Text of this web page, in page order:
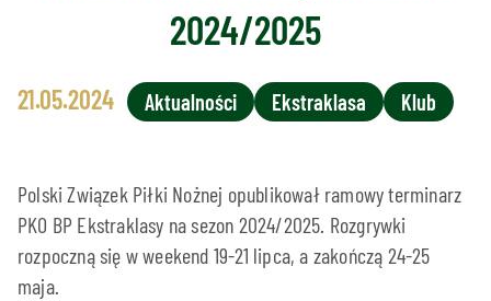
2024/2025
21.05.2024 Aktualności Ekstraklasa Klub
Polski Związek Piłki Nożnej opublikował ramowy terminarz
PKO BP Ekstraklasy na sezon 2024/2025. Rozgrywki
rozpoczną się w weekend 19-21 lipca, a zakończą 24-25
maja.